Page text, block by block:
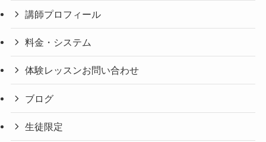
講師プロフィール
料金・システム
体験レッスンお問い合わせ
ブログ
生徒限定